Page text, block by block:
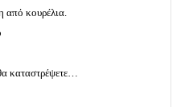
από κουρέλια.
καταστρέψετε…